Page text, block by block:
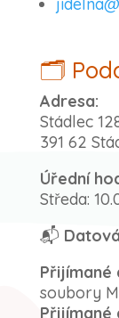
🗂️
Adresa:
Stádlec
391 62
Úřední
Středa:
📬
soubory
Přijímané